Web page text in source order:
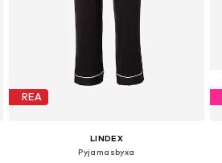
REA
LINDEX
Pyjamasbyxa